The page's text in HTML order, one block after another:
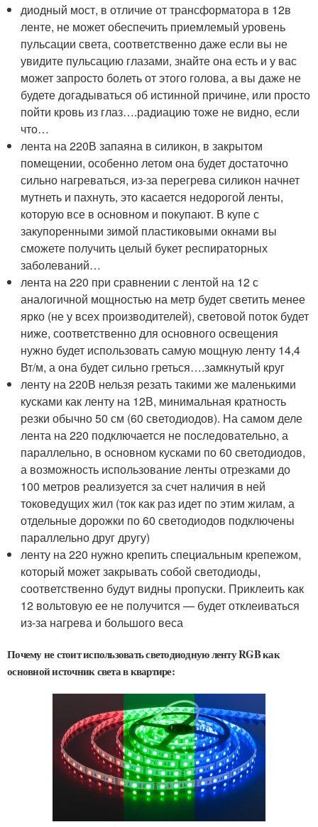
диодный мост, в отличие от трансформатора в 12в
ленте, не может обеспечить приемлемый уровень
пульсации света, соответственно даже если вы не
увидите пульсацию глазами, знайте она есть и у вас
может запросто болеть от этого голова, а вы даже не
будете догадываться об истинной причине, или просто
пойти кровь из глаз….радиацию тоже не видно, если
что…
лента на 220В запаяна в силикон, в закрытом
помещении, особенно летом она будет достаточно
сильно нагреваться, из-за перегрева силикон начнет
мутнеть и пахнуть, это касается недорогой ленты,
которую все в основном и покупают. В купе с
закупоренными зимой пластиковыми окнами вы
сможете получить целый букет респираторных
заболеваний…
лента на 220 при сравнении с лентой на 12 с
аналогичной мощностью на метр будет светить менее
ярко (не у всех производителей), световой поток будет
ниже, соответственно для основного освещения
нужно будет использовать самую мощную ленту 14,4
Вт/м, а она будет сильно греться….замкнутый круг
ленту на 220В нельзя резать такими же маленькими
кусками как ленту на 12В, минимальная кратность
резки обычно 50 см (60 светодиодов). На самом деле
лента на 220 подключается не последовательно, а
параллельно, в основном кусками по 60 светодиодов,
а возможность использование ленты отрезками до
100 метров реализуется за счет наличия в ней
токоведущих жил (ток как раз идет по этим жилам, а
отдельные дорожки по 60 светодиодов подключены
параллельно друг другу)
ленту на 220 нужно крепить специальным крепежом,
который может закрывать собой светодиоды,
соответственно будут видны пропуски. Приклеить как
12 вольтовую ее не получится — будет отклеиваться
из-за нагрева и большого веса
Почему не стоит использовать светодиодную ленту RGB как
основной источник света в квартире: